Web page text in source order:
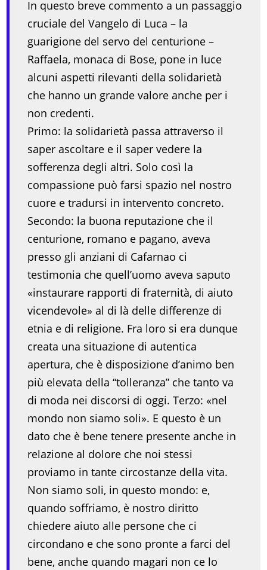
In questo breve commento a un passaggio
cruciale del Vangelo di Luca – la
guarigione del servo del centurione –
Raffaela, monaca di Bose, pone in luce
alcuni aspetti rilevanti della solidarietà
che hanno un grande valore anche per i
non credenti.
Primo: la solidarietà passa attraverso il
saper ascoltare e il saper vedere la
sofferenza degli altri. Solo così la
compassione può farsi spazio nel nostro
cuore e tradursi in intervento concreto.
Secondo: la buona reputazione che il
centurione, romano e pagano, aveva
presso gli anziani di Cafarnao ci
testimonia che quell’uomo aveva saputo
«instaurare rapporti di fraternità, di aiuto
vicendevole» al di là delle differenze di
etnia e di religione. Fra loro si era dunque
creata una situazione di autentica
apertura, che è disposizione d’animo ben
più elevata della “tolleranza” che tanto va
di moda nei discorsi di oggi. Terzo: «nel
mondo non siamo soli». E questo è un
dato che è bene tenere presente anche in
relazione al dolore che noi stessi
proviamo in tante circostanze della vita.
Non siamo soli, in questo mondo: e,
quando soffriamo, è nostro diritto
chiedere aiuto alle persone che ci
circondano e che sono pronte a farci del
bene, anche quando magari non ce lo